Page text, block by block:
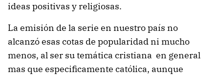
ideas positivas y religiosas.
La emisión de la serie en nuestro país no
alcanzó esas cotas de popularidad ni mucho
menos, al ser su temática cristiana en general
mas que especificamente católica, aunque